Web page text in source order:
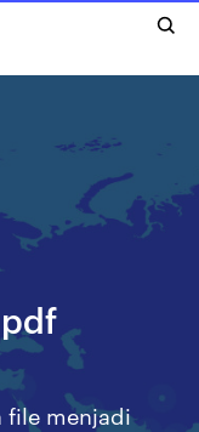
file menjadi